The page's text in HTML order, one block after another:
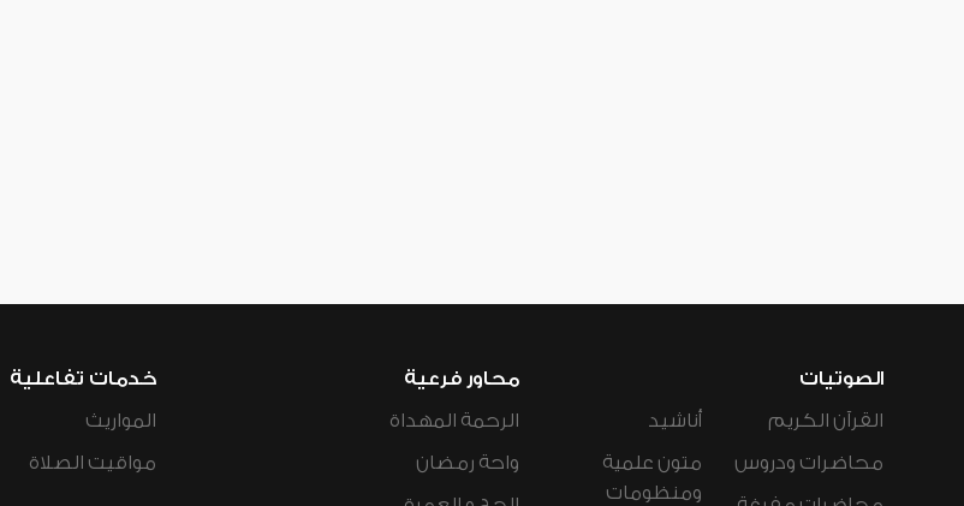
الصوتيات
القرآن الكريم
محاضرات ودروس
أناشيد
متون علمية
ومنظومات
محاور فرعية
الرحمة المهداة
واحة رمضان
خدمات تفاعلية
المواريث
مواقيت الصلاة